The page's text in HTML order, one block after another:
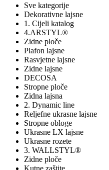
Sve kategorije
Dekorativne lajsne
1. Cijeli katalog
4.ARSTYL®
Zidne ploče
Plafon lajsne
Rasvjetne lajsne
Zidne lajsne
DECOSA
Stropne ploče
Zidna lajsna
2. Dynamic line
Reljefne ukrasne lajsne
Stropne obloge
Ukrasne LX lajsne
Ukrasne rozete
3. WALLSTYL®
Zidne ploče
Kutne zaštite